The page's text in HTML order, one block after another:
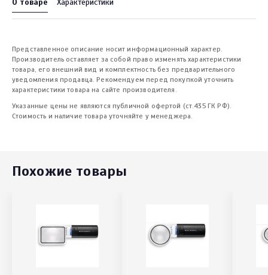
О товаре Характеристики
Представленное описание носит информационный характер.
Производитель оставляет за собой право изменять характеристики
товара, его внешний вид и комплектность без предварительного
уведомления продавца. Рекомендуем перед покупкой уточнить
характеристики товара на сайте производителя.
Указанные цены не являются публичной офертой (ст.435 ГК РФ).
Стоимость и наличие товара уточняйте у менеджера.
Похожие товары